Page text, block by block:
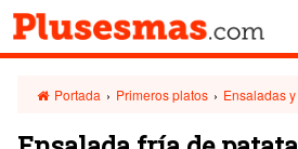
Portada › Primeros platos › Ensaladas